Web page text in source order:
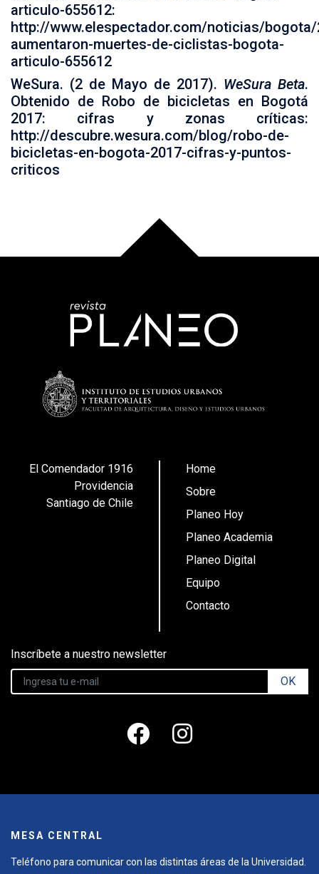
articulo-655612:
http://www.elespectador.com/noticias/bogota/
aumentaron-muertes-de-ciclistas-bogota-
articulo-655612
WeSura. (2 de Mayo de 2017). WeSura Beta.
Obtenido de Robo de bicicletas en Bogotá
2017: cifras y zonas críticas:
http://descubre.wesura.com/blog/robo-de-
bicicletas-en-bogota-2017-cifras-y-puntos-
criticos
El Comendador 1916
Providencia
Santiago de Chile
Home
Sobre
Planeo Hoy
Planeo Academia
Planeo Digital
Equipo
Contacto
Inscríbete a nuestro newsletter
OK
MESA CENTRAL
Teléfono para comunicar con las distintas áreas de la Universidad.